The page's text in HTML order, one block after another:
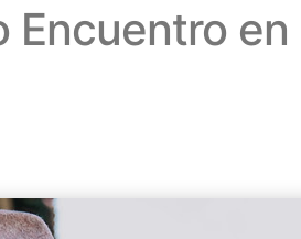
Encuentro en